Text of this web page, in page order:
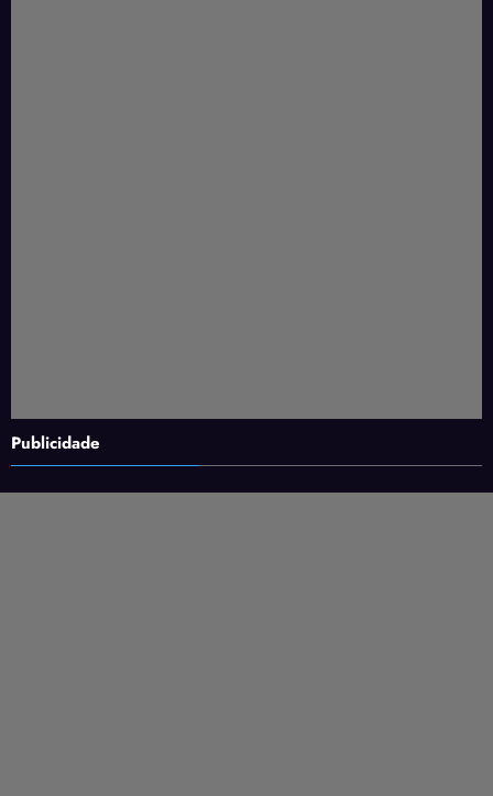
Publicidade